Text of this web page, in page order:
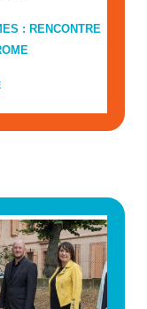
: RENCONTRE